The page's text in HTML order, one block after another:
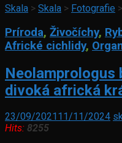
Skala > Skala > Fotografie >
Príroda, Živočíchy,
Africké cichlidy,
Neolamprologus
divoká africká
23/09/2021 11/11/2024
Hits: 8255